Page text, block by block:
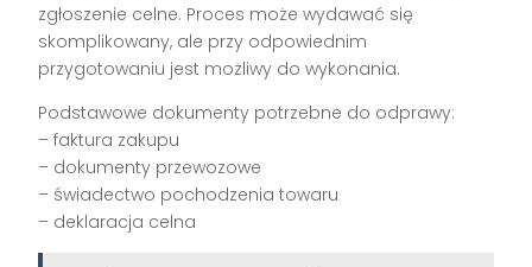
zgłoszenie celne. Proces może wydawać się
skomplikowany, ale przy odpowiednim
przygotowaniu jest możliwy do wykonania.
Podstawowe dokumenty potrzebne do odprawy:
– faktura zakupu
– dokumenty przewozowe
– świadectwo pochodzenia towaru
– deklaracja celna